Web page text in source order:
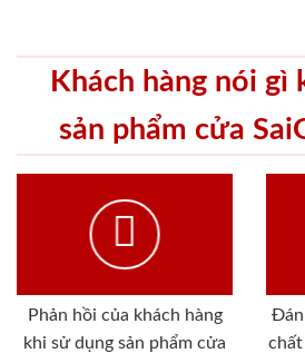
Khách hàng nói gì
sản phẩm cửa
Phản hồi của khách hàng
khi sử dụng sản phẩm cửa